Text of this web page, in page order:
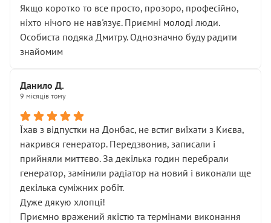
Якщо коротко то все просто, прозоро, професійно,
ніхто нічого не нав'язує. Приємні молоді люди.
Особиста подяка Дмитру. Однозначно буду радити
знайомим
Данило Д.
9 місяців тому
Їхав з відпустки на Донбас, не встиг виїхати з Києва,
накрився генератор. Передзвонив, записали і
прийняли миттєво. За декілька годин перебрали
генератор, замінили радіатор на новий і виконали ще
декілька суміжних робіт.
Дуже дякую хлопці!
Приємно вражений якістю та термінами виконання